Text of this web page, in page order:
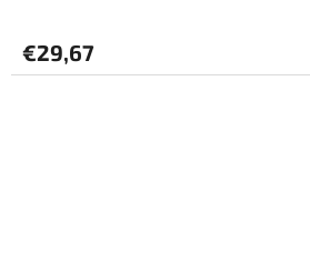
€29,67